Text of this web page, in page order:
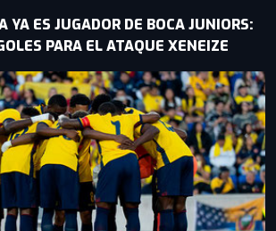
YA ES JUGADOR DE BOCA JUNIORS:
PARA EL ATAQUE XENEIZE